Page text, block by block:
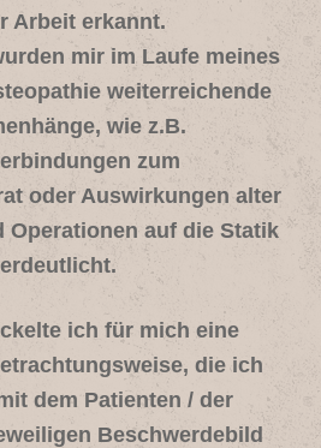
Arbeit erkannt.
mir im Laufe meines
weiterreichende
wie z.B.
zum
oder Auswirkungen alter
Operationen auf die Statik
ich für mich eine
die ich
dem Patienten / der
Beschwerdebild